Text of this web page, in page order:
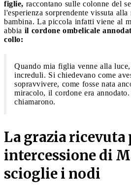
figlie, raccontano sulle colonne del
l'esperienza sorprendente vissuta alla
bambina. La piccola infatti viene al
abbia il cordone ombelicale
collo:
Quando mia figlia venne alla
increduli. Si chiedevano come
sopravvivere, come fosse nata
miracolo, il cordone era
chiamarono.
La grazia ricevuta
intercessione di
scioglie i nodi